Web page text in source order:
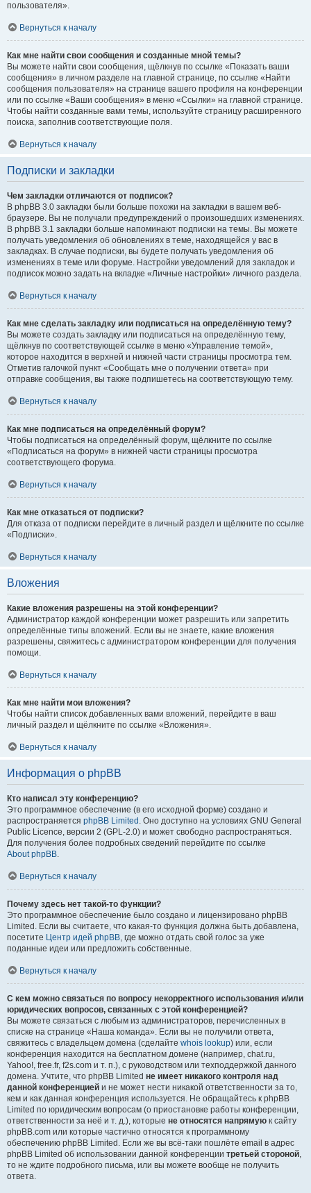
пользователя».
Вернуться к началу
Как мне найти свои сообщения и созданные мной темы?
Вы можете найти свои сообщения, щёлкнув по ссылке «Показать ваши
сообщения» в личном разделе на главной странице, по ссылке «Найти
сообщения пользователя» на странице вашего профиля на конференции
или по ссылке «Ваши сообщения» в меню «Ссылки» на главной странице.
Чтобы найти созданные вами темы, используйте страницу расширенного
поиска, заполнив соответствующие поля.
Вернуться к началу
Подписки и закладки
Чем закладки отличаются от подписок?
В phpBB 3.0 закладки были больше похожи на закладки в вашем веб-
браузере. Вы не получали предупреждений о произошедших изменениях.
В phpBB 3.1 закладки больше напоминают подписки на темы. Вы можете
получать уведомления об обновлениях в теме, находящейся у вас в
закладках. В случае подписки, вы будете получать уведомления об
изменениях в теме или форуме. Настройки уведомлений для закладок и
подписок можно задать на вкладке «Личные настройки» личного раздела.
Вернуться к началу
Как мне сделать закладку или подписаться на определённую тему?
Вы можете создать закладку или подписаться на определённую тему,
щёлкнув по соответствующей ссылке в меню «Управление темой»,
которое находится в верхней и нижней части страницы просмотра тем.
Отметив галочкой пункт «Сообщать мне о получении ответа» при
отправке сообщения, вы также подпишетесь на соответствующую тему.
Вернуться к началу
Как мне подписаться на определённый форум?
Чтобы подписаться на определённый форум, щёлкните по ссылке
«Подписаться на форум» в нижней части страницы просмотра
соответствующего форума.
Вернуться к началу
Как мне отказаться от подписки?
Для отказа от подписки перейдите в личный раздел и щёлкните по ссылке
«Подписки».
Вернуться к началу
Вложения
Какие вложения разрешены на этой конференции?
Администратор каждой конференции может разрешить или запретить
определённые типы вложений. Если вы не знаете, какие вложения
разрешены, свяжитесь с администратором конференции для получения
помощи.
Вернуться к началу
Как мне найти мои вложения?
Чтобы найти список добавленных вами вложений, перейдите в ваш
личный раздел и щёлкните по ссылке «Вложения».
Вернуться к началу
Информация о phpBB
Кто написал эту конференцию?
Это программное обеспечение (в его исходной форме) создано и
распространяется phpBB Limited . Оно доступно на условиях GNU General
Public Licence, версии 2 (GPL-2.0) и может свободно распространяться.
Для получения более подробных сведений перейдите по ссылке
About phpBB.
Вернуться к началу
Почему здесь нет такой-то функции?
Это программное обеспечение было создано и лицензировано phpBB
Limited. Если вы считаете, что какая-то функция должна быть добавлена,
посетите Центр идей phpBB, где можно отдать свой голос за уже
поданные идеи или предложить собственные.
Вернуться к началу
С кем можно связаться по вопросу некорректного использования и/или
юридических вопросов, связанных с этой конференцией?
Вы можете связаться с любым из администраторов, перечисленных в
списке на странице «Наша команда». Если вы не получили ответа,
свяжитесь с владельцем домена (сделайте whois lookup) или, если
конференция находится на бесплатном домене (например, chat.ru,
Yahoo!, free.fr, f2s.com и т. п.), с руководством или техподдержкой данного
домена. Учтите, что phpBB Limited не имеет никакого контроля над
данной конференцией и не может нести никакой ответственности за то,
кем и как данная конференция используется. Не обращайтесь к phpBB
Limited по юридическим вопросам (о приостановке работы конференции,
ответственности за неё и т. д.), которые не относятся напрямую к сайту
phpBB.com или которые частично относятся к программному
обеспечению phpBB Limited. Если же вы всё-таки пошлёте email в адрес
phpBB Limited об использовании данной конференции третьей стороной,
то не ждите подробного письма, или вы можете вообще не получить
ответа.